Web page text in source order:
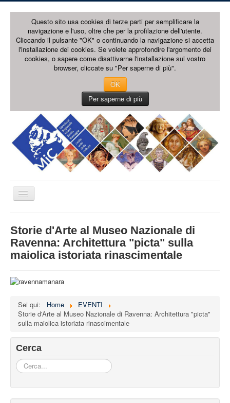
Questo sito usa cookies di terze parti per semplificare la
navigazione e l'uso, oltre che per la profilazione dell'utente.
Cliccando il pulsante "OK" o continuando la navigazione si accetta
l'installazione dei cookies. Se volete approfondire l'argomento dei
cookies, o sapere come disattivarne l'installazione sul vostro
browser, cliccate su "Per saperne di più".
OK
Per saperne di più
Cambia
navigazione
STRUTTURA
ATTIVITA'
Storie d'Arte al Museo Nazionale di
Ravenna: Architettura "picta" sulla
maiolica istoriata rinascimentale
Sei qui: Home
EVENTI
Storie d'Arte al Museo Nazionale di Ravenna: Architettura "picta"
sulla maiolica istoriata rinascimentale
Cerca
Cerca...
Iscriviti alla nostra newsletter